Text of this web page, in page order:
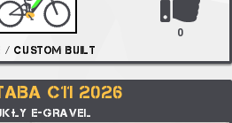
/ CUSTOM BUILT
0
C11 2026
E-GRAVEL